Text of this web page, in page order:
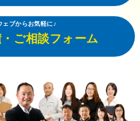
ェブからお気軽に♪
ご相談フォーム